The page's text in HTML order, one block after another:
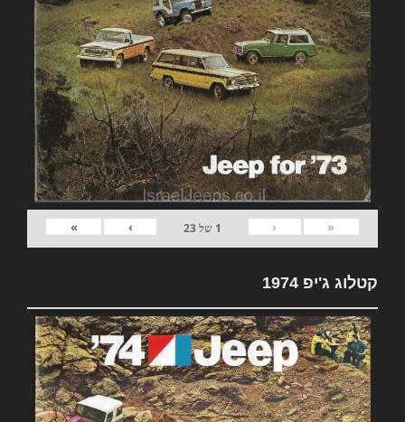
«
‹
1 של23
›
»
קטלוג ג'יפ 1974